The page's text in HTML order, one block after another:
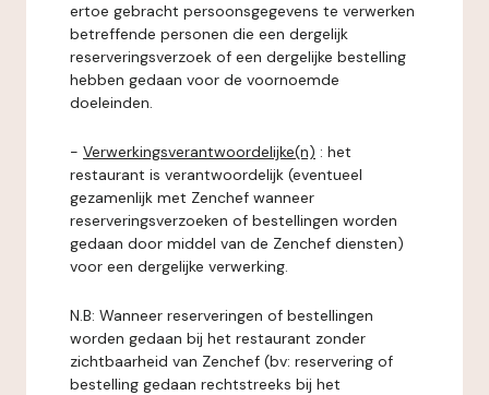
ertoe gebracht persoonsgegevens te verwerken
betreffende personen die een dergelijk
reserveringsverzoek of een dergelijke bestelling
hebben gedaan voor de voornoemde
doeleinden.
- Verwerkingsverantwoordelijke(n) : het
restaurant is verantwoordelijk (eventueel
gezamenlijk met Zenchef wanneer
reserveringsverzoeken of bestellingen worden
gedaan door middel van de Zenchef diensten)
voor een dergelijke verwerking.
N.B: Wanneer reserveringen of bestellingen
worden gedaan bij het restaurant zonder
zichtbaarheid van Zenchef (bv: reservering of
bestelling gedaan rechtstreeks bij het